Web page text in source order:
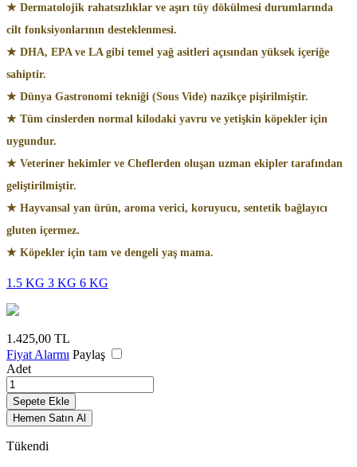
★ Dermatolojik rahatsızlıklar ve aşırı tüy dökülmesi durumlarında
cilt fonksiyonlarının desteklenmesi.
★ DHA, EPA ve LA gibi temel yağ asitleri açısından yüksek içeriğe
sahiptir.
★ Dünya Gastronomi tekniği (Sous Vide) nazikçe pişirilmiştir.
★ Tüm cinslerden normal kilodaki yavru ve yetişkin köpekler için
uygundur.
★ Veteriner hekimler ve Cheflerden oluşan uzman ekipler tarafından
geliştirilmiştir.
★ Hayvansal yan ürün, aroma verici, koruyucu, sentetik bağlayıcı
gluten içermez.
★ Köpekler için tam ve dengeli yaş mama.
1.5 KG 3 KG 6 KG
1.425,00 TL
Fiyat Alarmı Paylaş
Adet
Sepete Ekle
Hemen Satın Al
Tükendi